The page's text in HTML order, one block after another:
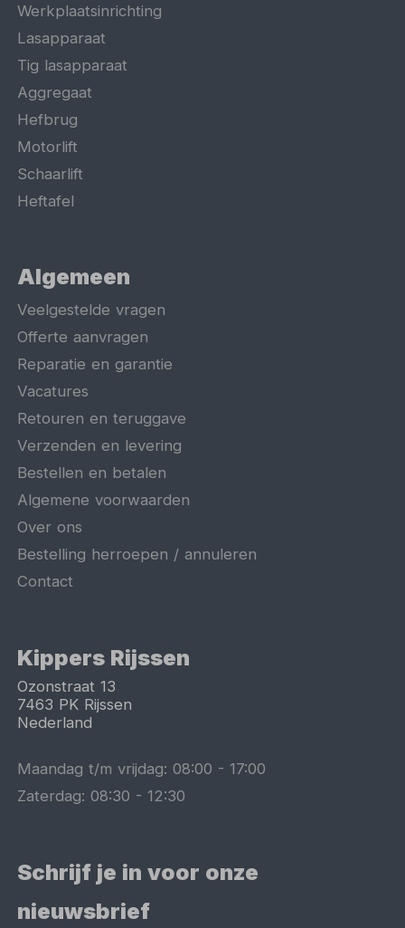
Werkplaatsinrichting
Lasapparaat
Tig lasapparaat
Aggregaat
Hefbrug
Motorlift
Schaarlift
Heftafel
Algemeen
Veelgestelde vragen
Offerte aanvragen
Reparatie en garantie
Vacatures
Retouren en teruggave
Verzenden en levering
Bestellen en betalen
Algemene voorwaarden
Over ons
Bestelling herroepen / annuleren
Contact
Kippers Rijssen
Ozonstraat 13
7463 PK Rijssen
Nederland
Maandag t/m vrijdag:08:00 -17:00
Zaterdag:08:30 -12:30
Schrijf je in voor onze
nieuwsbrief